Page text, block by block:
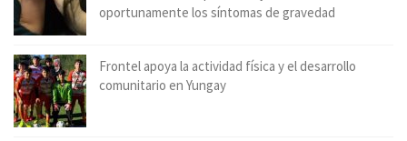
oportunamente los síntomas de gravedad
Frontel apoya la actividad física y el desarrollo
comunitario en Yungay